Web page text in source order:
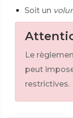
Soit un
Le
peut
restrictives.